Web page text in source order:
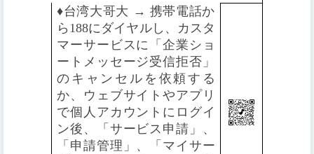
♦️台湾大哥大 → 携帯電話か
ら188にダイヤルし、カスタ
マーサービスに「企業ショ
ートメッセージ受信拒否」
のキャンセルを依頼する
か、ウェブサイトやアプリ
で個人アカウントにログイ
ン後、「サービス申請」、
「申請管理」、「マイサー